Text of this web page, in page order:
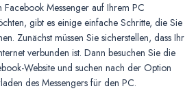
Facebook Messenger auf Ihrem PC
gibt es einige einfache Schritte, die Sie
Zunächst müssen Sie sicherstellen, dass Ihr
verbunden ist. Dann besuchen Sie die
Website und suchen nach der Option
des Messengers für den PC.